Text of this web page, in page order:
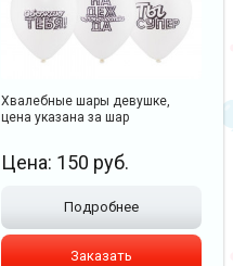
Хвалебные шары девушке,
цена указана за шар
Цена: 150 руб.
Подробнее
Заказать